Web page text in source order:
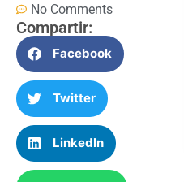
No Comments
Compartir:
Facebook
Twitter
LinkedIn